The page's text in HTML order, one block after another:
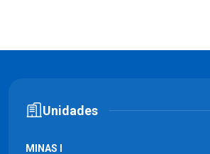
Unidades
MINAS I